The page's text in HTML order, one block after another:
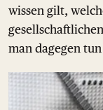
wissen gilt,
man dagegen